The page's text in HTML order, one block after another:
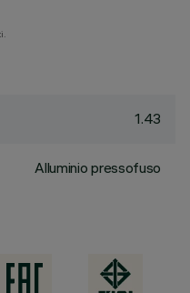
1.43
Alluminio pressofuso